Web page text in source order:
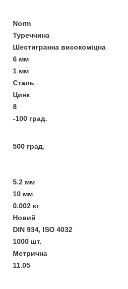
Norm
Туреччина
Шестигранна високоміцна
6 мм
1 мм
Сталь
Цинк
8
-100 град.
500 град.
5.2 мм
10 мм
0.002 кг
Новий
DIN 934, ISO 4032
1000 шт.
Метрична
11.05